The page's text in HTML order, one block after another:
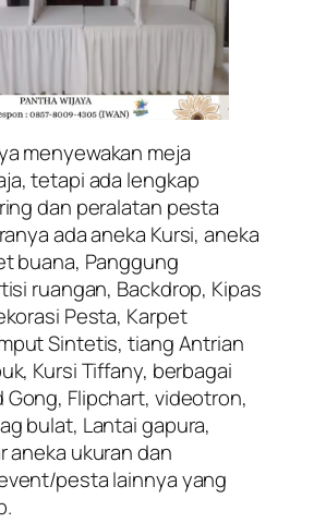
menyewakan meja
tetapi ada lengkap
dan peralatan pesta
ada aneka Kursi, aneka
buana, Panggung
ruangan, Backdrop, Kipas
Pesta, Karpet
Sintetis, tiang Antrian
Kursi Tiffany, berbagai
Gong, Flipchart, videotron,
bulat, Lantai gapura,
aneka ukuran dan
pesta lainnya yang